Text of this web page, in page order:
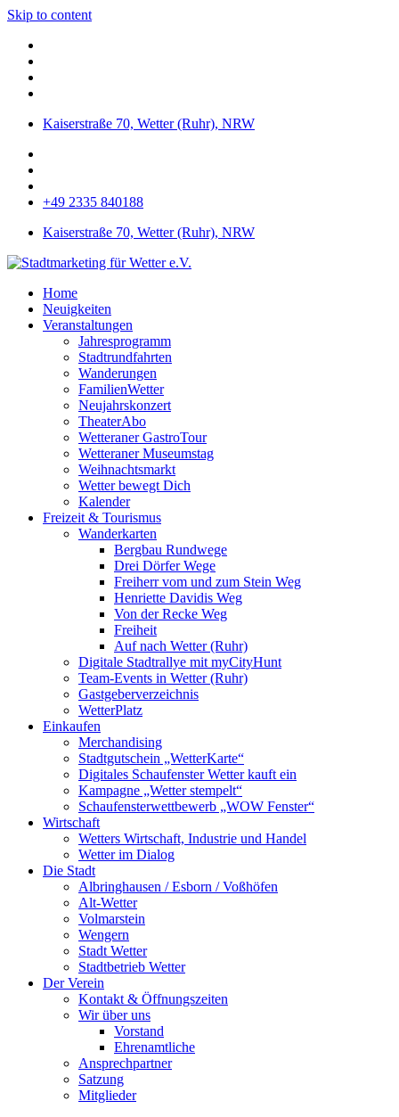
Skip to content
Kaiserstraße 70, Wetter (Ruhr), NRW
+49 2335 840188
Kaiserstraße 70, Wetter (Ruhr), NRW
Home
Neuigkeiten
Veranstaltungen
Jahresprogramm
Stadtrundfahrten
Wanderungen
FamilienWetter
Neujahrskonzert
TheaterAbo
Wetteraner GastroTour
Wetteraner Museumstag
Weihnachtsmarkt
Wetter bewegt Dich
Kalender
Freizeit & Tourismus
Wanderkarten
Bergbau Rundwege
Drei Dörfer Wege
Freiherr vom und zum Stein Weg
Henriette Davidis Weg
Von der Recke Weg
Freiheit
Auf nach Wetter (Ruhr)
Digitale Stadtrallye mit myCityHunt
Team-Events in Wetter (Ruhr)
Gastgeberverzeichnis
WetterPlatz
Einkaufen
Merchandising
Stadtgutschein „WetterKarte“
Digitales Schaufenster Wetter kauft ein
Kampagne „Wetter stempelt“
Schaufensterwettbewerb „WOW Fenster“
Wirtschaft
Wetters Wirtschaft, Industrie und Handel
Wetter im Dialog
Die Stadt
Albringhausen / Esborn / Voßhöfen
Alt-Wetter​
Volmarstein
Wengern
Stadt Wetter
Stadtbetrieb Wetter
Der Verein
Kontakt & Öffnungszeiten
Wir über uns
Vorstand
Ehrenamtliche
Ansprechpartner
Satzung
Mitglieder